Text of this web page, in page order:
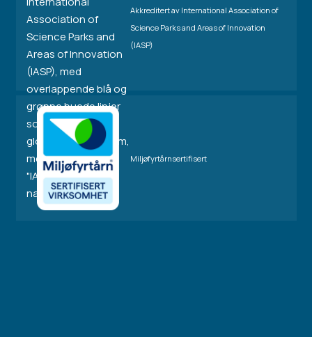
Akkreditert av International Association of
Science Parks and Areas of Innovation
(IASP)
Miljøfyrtårnsertifisert